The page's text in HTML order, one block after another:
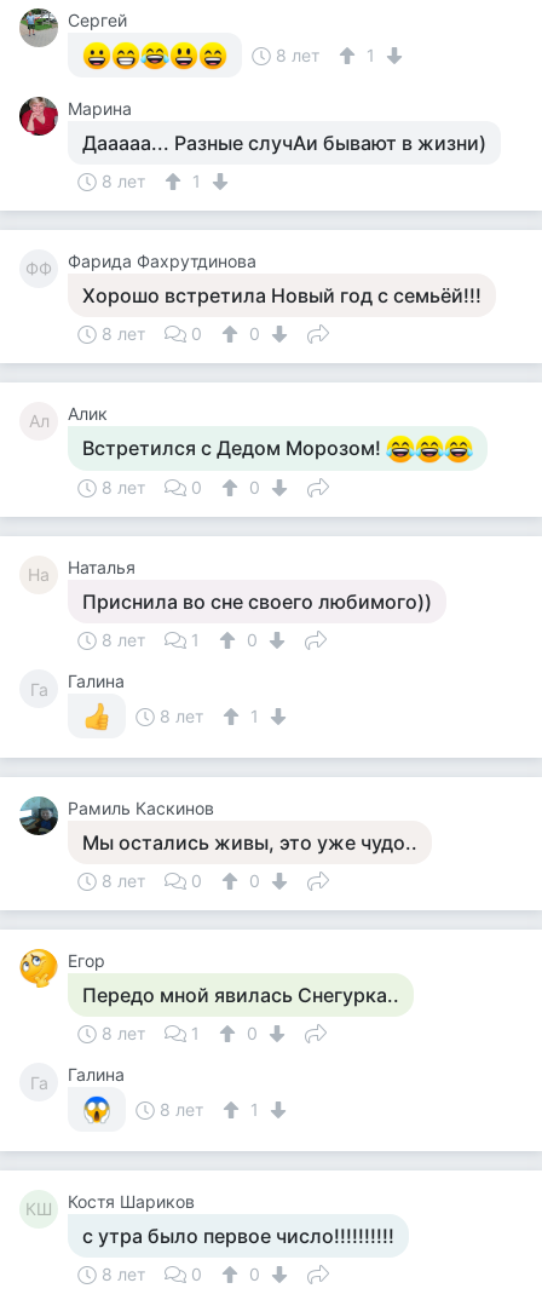
Сергей
8 лет
1
Марина
Дааааа... Разные случАи бывают в жизни)
8 лет 1
ФФ Фарида Фахрутдинова
Хорошо встретила Новый год с семьёй!!!
8 лет 0 0
Ал Алик
Встретился с Дедом Морозом!
8 лет 0 0
На Наталья
Приснила во сне своего любимого))
8 лет 1 0
Га
Галина
8 лет
1
Рамиль Каскинов
Мы остались живы, это уже чудо..
8 лет 0 0
Егор
Передо мной явилась Снегурка..
8 лет 1 0
Га
Галина
8 лет
1
КШ Костя Шариков
с утра было первое число!!!!!!!!!!
8 лет 0 0